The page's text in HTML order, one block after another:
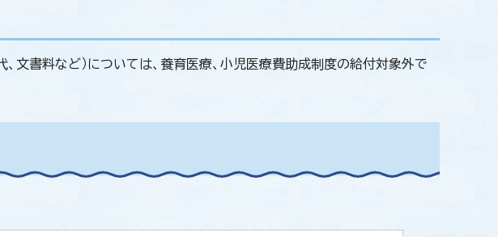
、文書料など）については、養育医療、小児医療費助成制度の給付対象外で